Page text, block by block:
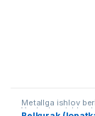
Metallga ishlov
Yog'ochga ishlov